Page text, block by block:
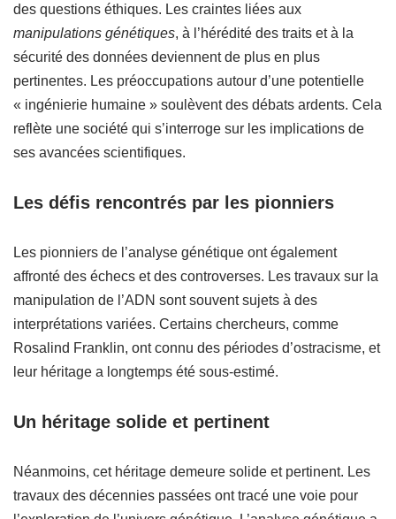
des questions éthiques. Les craintes liées aux
manipulations génétiques, à l’hérédité des traits et à la
sécurité des données deviennent de plus en plus
pertinentes. Les préoccupations autour d’une potentielle
« ingénierie humaine » soulèvent des débats ardents. Cela
reflète une société qui s’interroge sur les implications de
ses avancées scientifiques.
Les défis rencontrés par les pionniers
Les pionniers de l’analyse génétique ont également
affronté des échecs et des controverses. Les travaux sur la
manipulation de l’ADN sont souvent sujets à des
interprétations variées. Certains chercheurs, comme
Rosalind Franklin, ont connu des périodes d’ostracisme, et
leur héritage a longtemps été sous-estimé.
Un héritage solide et pertinent
Néanmoins, cet héritage demeure solide et pertinent. Les
travaux des décennies passées ont tracé une voie pour